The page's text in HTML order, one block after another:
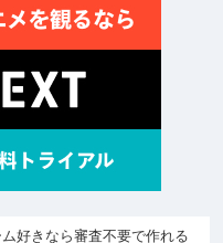
好きなら審査不要で作れる